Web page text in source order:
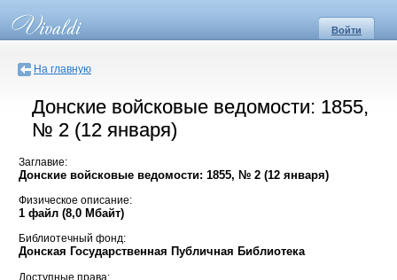
Войти
На главную
Донские войсковые ведомости: 1855,
№ 2 (12 января)
Заглавие:
Донские войсковые ведомости: 1855, № 2 (12 января)
Физическое описание:
1 файл (8,0 Мбайт)
Библиотечный фонд:
Донская Государственная Публичная Библиотека
Доступные права: